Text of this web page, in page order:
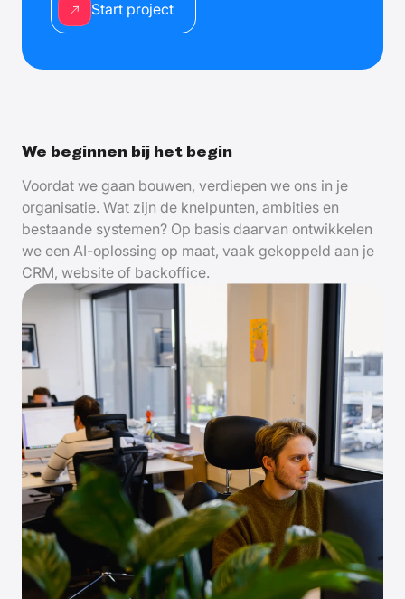
Start project
We beginnen bij het begin
Voordat we gaan bouwen, verdiepen we ons in je
organisatie. Wat zijn de knelpunten, ambities en
bestaande systemen? Op basis daarvan ontwikkelen
we een AI-oplossing op maat, vaak gekoppeld aan je
CRM, website of backoffice.